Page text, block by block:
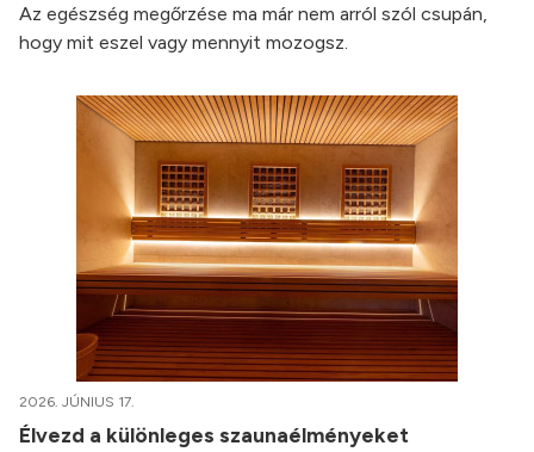
Az egészség megőrzése ma már nem arról szól csupán,
hogy mit eszel vagy mennyit mozogsz.
2026. JÚNIUS 17.
Élvezd a különleges szaunaélményeket